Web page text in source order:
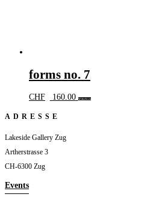
forms no. 7
CHF 160.00 Weiterlesen
ADRESSE
Lakeside Gallery Zug
Artherstrasse 3
CH-6300 Zug
Events